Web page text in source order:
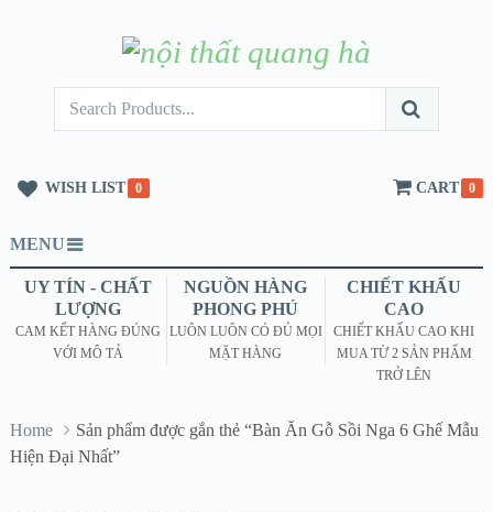
WISH LIST 0 CART 0
MENU
UY TÍN - CHẤT
LƯỢNG
CAM KẾT HÀNG ĐÚNG
VỚI MÔ TẢ
NGUỒN HÀNG
PHONG PHÚ
LUÔN LUÔN CÓ ĐỦ MỌI
MẶT HÀNG
CHIẾT KHẤU
CAO
CHIẾT KHẤU CAO KHI
MUA TỪ 2 SẢN PHẨM
TRỞ LÊN
Home
Sản phẩm được gắn thẻ “Bàn Ăn Gỗ Sồi Nga 6 Ghế Mẫu
Hiện Đại Nhất”